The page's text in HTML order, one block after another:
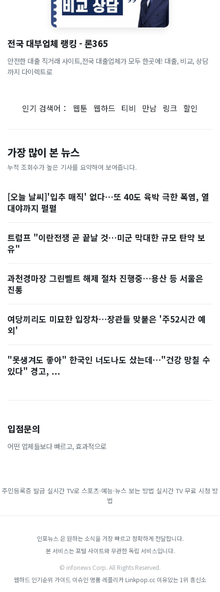
전국 대부업체 랭킹 - 론365
안전한 대출 직거래 사이트,전국 대출업체가 모두 한곳에! 대출, 비교, 상담
까지 다이렉트로
인기 검색어： 웹툰 웹하드 티비 만남 링크 할인
가장 많이 본 뉴스
누적 조회수가 높은 기사를 요약하여 보여줍니다.
[오늘 날씨]'입추 매직' 없다…또 40도 육박 극한 폭염, 열
대야까지 펄펄
트럼프 "이란전쟁 곧 끝날 것…미군 막대한 규모 탄약 보
유"
과천경마장 그린벨트 해제 절차 진행중…용산 등 서울은
진통
여당끼리도 미묘한 입장차…장관들 맞붙은 '주52시간 예
외'
"못생겨도 좋아" 한국인 너도나도 샀는데…"건강 망칠 수
있다" 경고, ...
입점문의
어떤 업체들보다 빠르고, 효과적으로
주민등록증 발급 실시간 TV로 스포츠·예능·뉴스 보는 방법 실시간 TV 무료 시청 방
법
인포뉴스 은 원하는 소식을 가장 빠르고 정확하게 전달합니다.
본 서비스는 포털 사이트와 무관한 독립 서비스입니다.
© infonews Corp. All Rights Reserved.
웹하드 인기순위 가이드 이슈인 명품 레플리카 Linkpop.cc 이유있는 1위 흥신소